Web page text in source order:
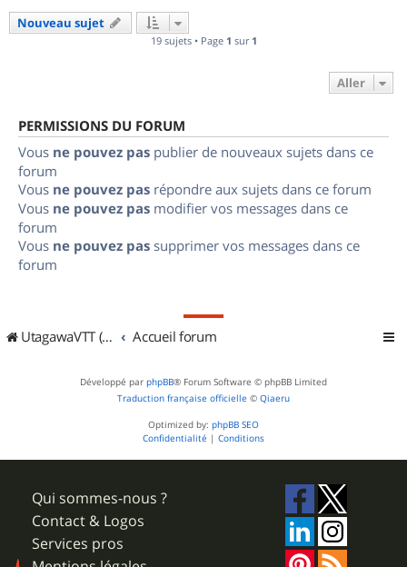
Nouveau sujet
19 sujets • Page 1 sur 1
Aller
PERMISSIONS DU FORUM
Vous ne pouvez pas publier de nouveaux sujets dans ce
forum
Vous ne pouvez pas répondre aux sujets dans ce forum
Vous ne pouvez pas modifier vos messages dans ce
forum
Vous ne pouvez pas supprimer vos messages dans ce
forum
UtagawaVTT (Randos VTT et VTTAE avec traces GPS) Accueil forum
Développé par phpBB® Forum Software © phpBB Limited
Traduction française officielle © Qiaeru
Optimized by: phpBB SEO
Confidentialité | Conditions
Qui sommes-nous ?
Contact & Logos
Services pros